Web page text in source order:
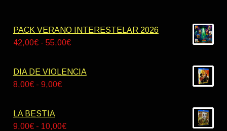
PACK VERANO INTERESTELAR 2026
42,00€ - 55,00€Rango
precios:
DIA DE VIOLENCIA
8,00€ - 9,00€Rango
desde
LA BESTIA
9,00€ - 10,00€Rango